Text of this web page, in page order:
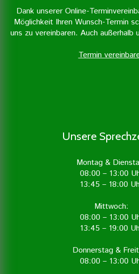
Dank unserer Online-
Möglichkeit Ihren Wunsch-Termin
uns zu vereinbaren. Auch außerhalb
Termin
Unsere
Montag &
08:00 – 13:00
13:45 – 18:00
Mittwoch:
08:00 – 13:00
13:45 – 19:00
Donnerstag &
08:00 – 13:00